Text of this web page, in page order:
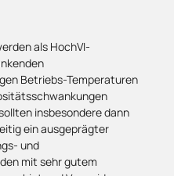
als HochVI-
Betriebs-Temperaturen
insbesondere dann
ein ausgeprägter
und
mit sehr gutem